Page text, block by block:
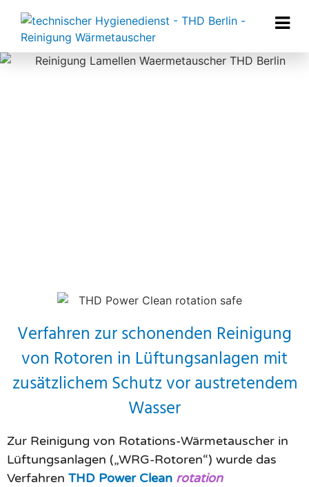
Verfahren zur schonenden Reinigung
von Rotoren in Lüftungsanlagen mit
zusätzlichem Schutz vor austretendem
Wasser
Zur Reinigung von Rotations-Wärmetauscher in
Lüftungsanlagen („WRG-Rotoren“) wurde das
Verfahren THD Power Clean rotation